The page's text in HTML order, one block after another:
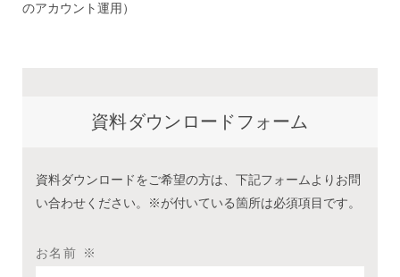
のアカウント運用）
資料ダウンロードフォーム
資料ダウンロードをご希望の方は、下記フォームよりお問
い合わせください。※が付いている箇所は必須項目です。
お名前 ※